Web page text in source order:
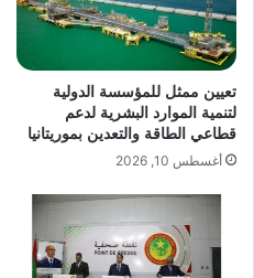
تعيين ممثل للمؤسسة الدولية
لتنمية الموارد البشرية لدعم
قطاعي الطاقة والتعدين بموريتانيا
أغسطس 10, 2026